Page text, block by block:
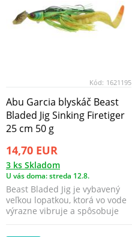
Kód: 1621195
Abu Garcia blyskáč Beast
Bladed Jig Sinking Firetiger
25 cm 50 g
14,70 EUR
3 ks Skladom
U vás doma: streda 12.8.
Beast Bladed Jig je vybavený
veľkou lopatkou, ktorá vo vode
výrazne vibruje a spôsobuje